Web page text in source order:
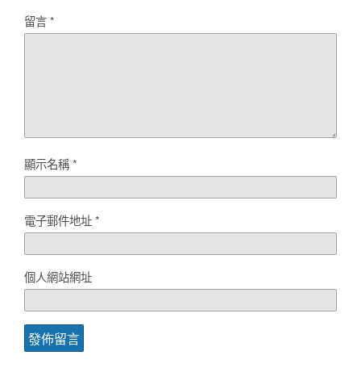
留言*
顯示名稱*
電子郵件地址*
個人網站網址